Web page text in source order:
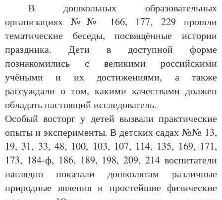
В дошкольных образовательных
организациях №№ 166, 177, 229 прошли
тематические беседы, посвящённые истории
праздника. Дети в доступной форме
познакомились с великими российскими
учёными и их достижениями, а также
рассуждали о том, какими качествами должен
обладать настоящий исследователь.
Особый восторг у детей вызвали практические
опыты и эксперименты. В детских садах №№ 13,
19, 31, 33, 48, 100, 103, 107, 114, 135, 169, 171,
173, 184-ф, 186, 189, 198, 209, 214 воспитатели
наглядно показали дошколятам различные
природные явления и простейшие физические